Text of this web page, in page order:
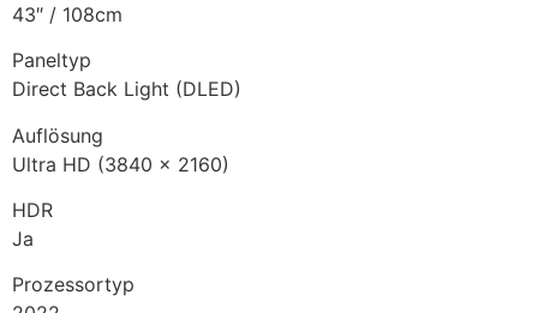
43″ / 108cm
Paneltyp
Direct Back Light (DLED)
Auflösung
Ultra HD (3840 x 2160)
HDR
Ja
Prozessortyp